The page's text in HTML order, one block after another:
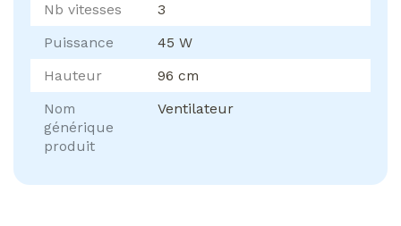
Nb vitesses
3
Puissance
45 W
Hauteur
96 cm
Nom
générique
produit
Ventilateur